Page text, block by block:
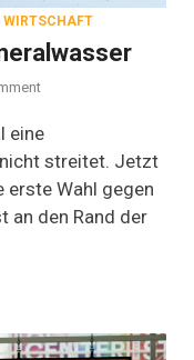
WIRTSCHAFT
on
–
eine
streitet. Jetzt
Wahl gegen
an den Rand der